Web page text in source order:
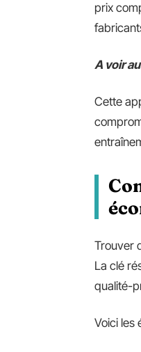
prix
A voir
Cette
Trouver
La clé
qualité-
Voici les